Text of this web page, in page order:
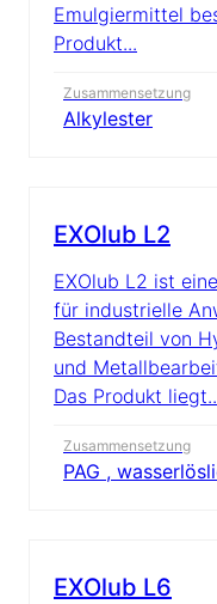
Emulgiermittel
Produkt...
Zusammensetzung
Alkylester
EXOlub L2
EXOlub L2 ist
für industrielle
Bestandteil von
und
Das Produkt
Zusammensetzung
PAG ,
EXOlub L6